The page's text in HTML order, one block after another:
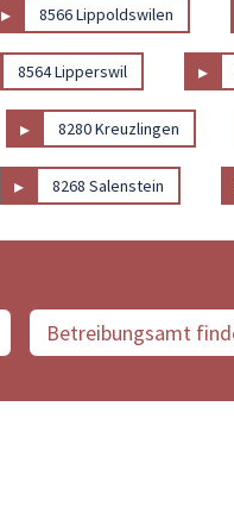
▸ 8566 Lippoldswilen
8564 Lipperswil ▸
▸ 8280 Kreuzlingen
▸ 8268 Salenstein